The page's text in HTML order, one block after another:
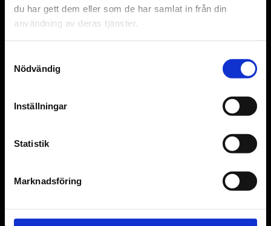
du har gett dem eller som de har samlat in från din
användning av deras tjänster.
Nödvändig
Inställningar
Statistik
Marknadsföring
Uppsala
Lediga platser